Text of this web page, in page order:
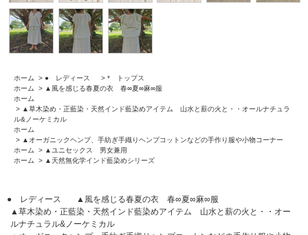
ホーム > ● レディース > * トップス
ホーム
> ▲風を感じる春夏の衣 春∞夏∞麻∞服
ホーム
> ▲草木染め・正藍染・天然インド藍染めアイテム 山水と薪の火と・・オールナチュラ
ル&ノーケミカル
ホーム
> ▲オーガニックヘンプ、手紡ぎ手織りヘンプコットンなどの手作り服や小物コーナー
ホーム
> ▲ユニセックス 男女兼用
ホーム
> ▲天然無化学インド藍染めシリーズ
● レディース
▲風を感じる春夏の衣 春∞夏∞麻∞服
▲草木染め・正藍染・天然インド藍染めアイテム 山水と薪の火と・・オー
ルナチュラル&ノーケミカル